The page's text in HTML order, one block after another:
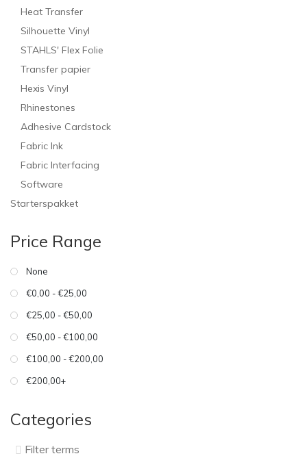
Heat Transfer
Silhouette Vinyl
STAHLS' Flex Folie
Transfer papier
Hexis Vinyl
Rhinestones
Adhesive Cardstock
Fabric Ink
Fabric Interfacing
Software
Starterspakket
Price Range
None
€0,00 - €25,00
€25,00 - €50,00
€50,00 - €100,00
€100,00 - €200,00
€200,00+
Categories